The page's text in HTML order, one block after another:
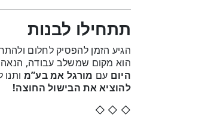
תתחילו לבנות
הגיע הזמן להפסיק לחלום
הוא מקום שמשלב עבודה, הנאה
היום עם מורגל אמ בע”מ
להוציא את הבישול החוצה!
◇ ◇ ◇